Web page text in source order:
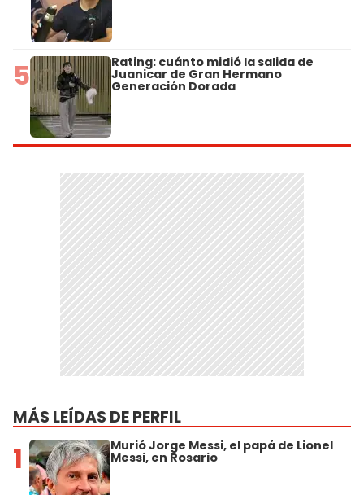
5 Rating: cuánto midió la salida de
Juanicar de Gran Hermano
Generación Dorada
MÁS LEÍDAS DE PERFIL
1 Murió Jorge Messi, el papá de Lionel
Messi, en Rosario